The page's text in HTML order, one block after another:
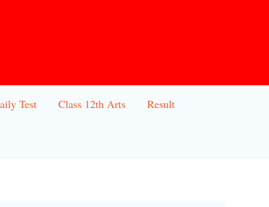
Test Class 12th Arts Result